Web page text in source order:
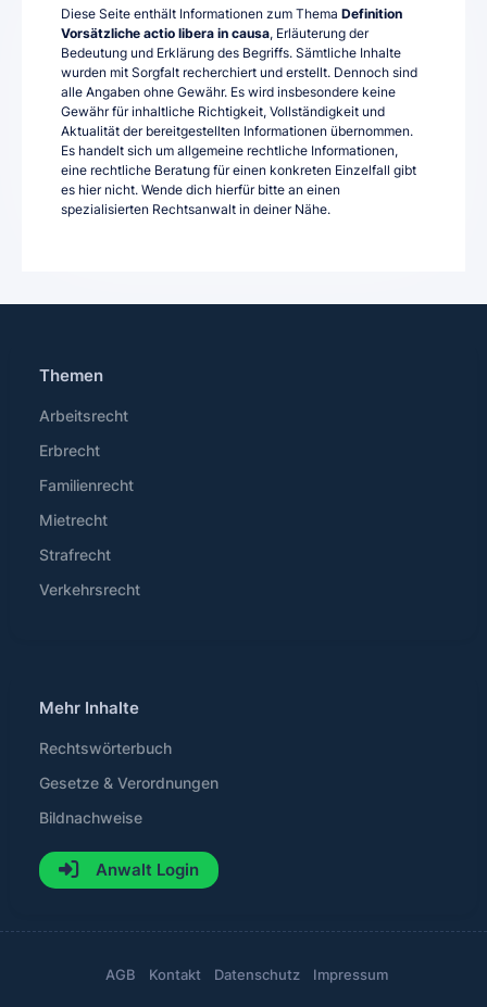
Diese Seite enthält Informationen zum Thema Definition
Vorsätzliche actio libera in causa, Erläuterung der
Bedeutung und Erklärung des Begriffs. Sämtliche Inhalte
wurden mit Sorgfalt recherchiert und erstellt. Dennoch sind
alle Angaben ohne Gewähr. Es wird insbesondere keine
Gewähr für inhaltliche Richtigkeit, Vollständigkeit und
Aktualität der bereitgestellten Informationen übernommen.
Es handelt sich um allgemeine rechtliche Informationen,
eine rechtliche Beratung für einen konkreten Einzelfall gibt
es hier nicht. Wende dich hierfür bitte an einen
spezialisierten Rechtsanwalt in deiner Nähe.
Themen
Arbeitsrecht
Erbrecht
Familienrecht
Mietrecht
Strafrecht
Verkehrsrecht
Mehr Inhalte
Rechtswörterbuch
Gesetze & Verordnungen
Bildnachweise
Anwalt Login
AGB Kontakt Datenschutz Impressum